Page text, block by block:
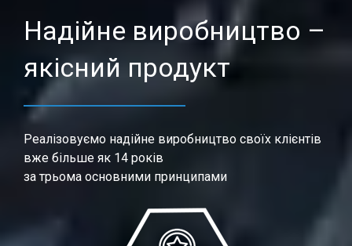
Надійне виробництво –
якісний продукт
Реалізовуємо надійне виробництво своїх клієнтів
вже більше як 14 років
за трьома основними принципами